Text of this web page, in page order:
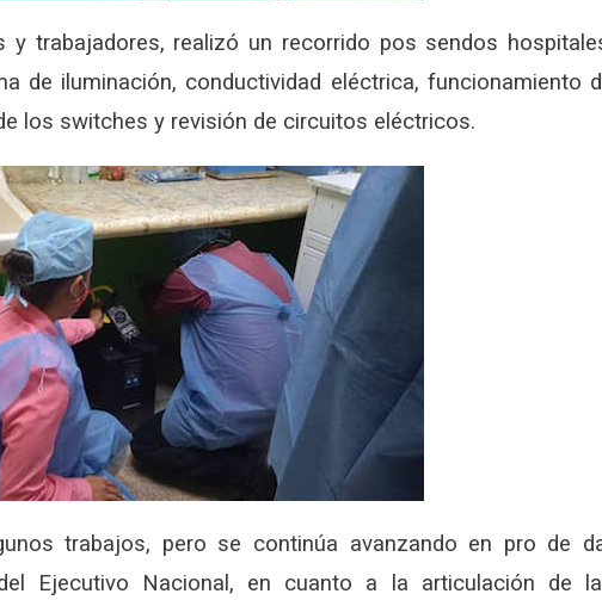
y trabajadores, realizó un recorrido pos sendos
de iluminación, conductividad eléctrica, funcionamiento
los switches y revisión de circuitos eléctricos.
trabajos, pero se continúa avanzando en pro de
Ejecutivo Nacional, en cuanto a la articulación de